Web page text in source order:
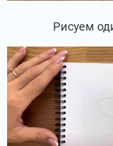
Рисуем